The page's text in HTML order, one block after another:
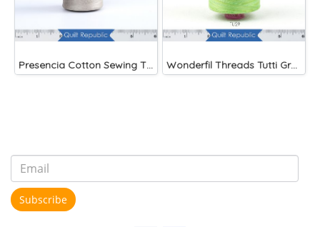
Presencia Cotton Sewing Thread 3-ply 60wt 4882 Yards Grey Wonderfil Threads Tutti Grass
Subscribe